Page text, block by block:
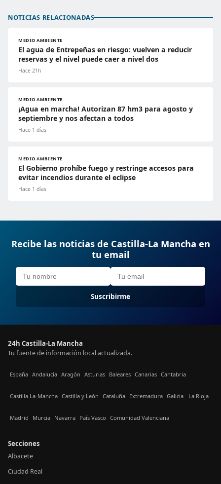
NOTICIAS RELACIONADAS
MEDIO AMBIENTE
El agua de Entrepeñas en riesgo: vuelven a reducir
reservas y el nivel puede caer a nivel dos
Hace 21h
MEDIO AMBIENTE
¡Agua en marcha! Autorizan 87 hm3 para agosto y
septiembre y nos afectan a todos
Hace 1 días
MEDIO AMBIENTE
El Gobierno prohíbe fuego y restringe accesos para
evitar incendios durante el eclipse
Hace 1 días
Recibe las noticias de Castilla-La Mancha en
tu email
Suscribirme
24h Castilla-La Mancha
Tu fuente de información local actualizada.
España Andalucía Aragón Asturias Baleares Canarias Cantabria
Castilla La-Mancha Castilla y León Cataluña Extremadura Galicia La Rioja
Madrid Murcia Navarra País Vasco Comunidad Valenciana
Secciones
Albacete
Ciudad Real